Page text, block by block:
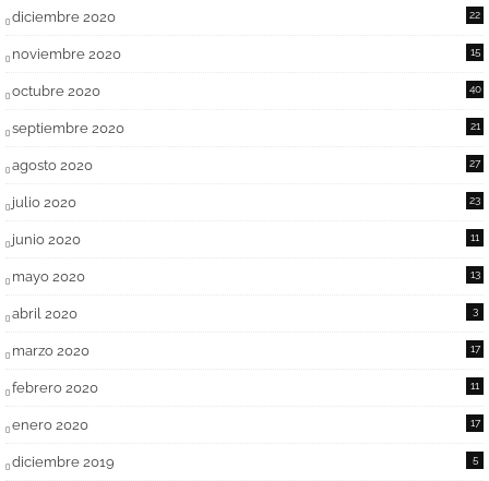
diciembre 2020 22
noviembre 2020 15
octubre 2020 40
septiembre 2020 21
agosto 2020 27
julio 2020 23
junio 2020 11
mayo 2020 13
abril 2020 3
marzo 2020 17
febrero 2020 11
enero 2020 17
diciembre 2019 5